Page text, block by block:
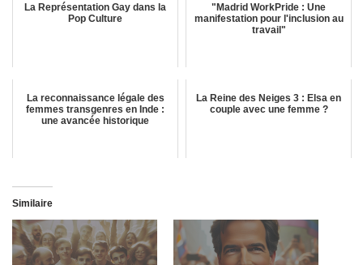
La Représentation Gay dans la
Pop Culture
"Madrid WorkPride : Une
manifestation pour l'inclusion au
travail"
La reconnaissance légale des
femmes transgenres en Inde :
une avancée historique
La Reine des Neiges 3 : Elsa en
couple avec une femme ?
Similaire